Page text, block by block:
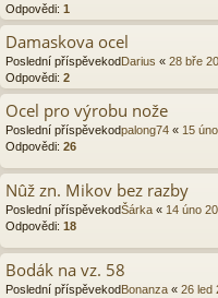
Odpovědi: 1
Damaskova ocel
Poslední příspěvekodDarius « 28 bře
Odpovědi: 2
Ocel pro výrobu nože
Poslední příspěvekodpalong74 « 15
Odpovědi: 26
Nûž zn. Mikov bez razby
Poslední příspěvekodŠárka « 14 úno
Odpovědi: 18
Bodák na vz. 58
Poslední příspěvekod Bonanza « 26 led